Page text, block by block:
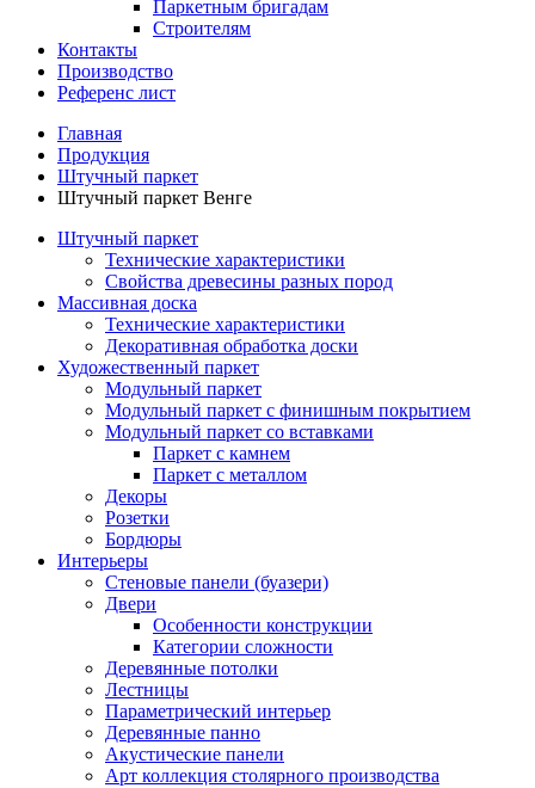
Паркетным бригадам
Строителям
Контакты
Производство
Референс лист
Главная
Продукция
Штучный паркет
Штучный паркет Венге
Штучный паркет
Технические характеристики
Свойства древесины разных пород
Массивная доска
Технические характеристики
Декоративная обработка доски
Художественный паркет
Модульный паркет
Модульный паркет с финишным покрытием
Модульный паркет со вставками
Паркет с камнем
Паркет с металлом
Декоры
Розетки
Бордюры
Интерьеры
Стеновые панели (буазери)
Двери
Особенности конструкции
Категории сложности
Деревянные потолки
Лестницы
Параметрический интерьер
Деревянные панно
Акустические панели
Арт коллекция столярного производства